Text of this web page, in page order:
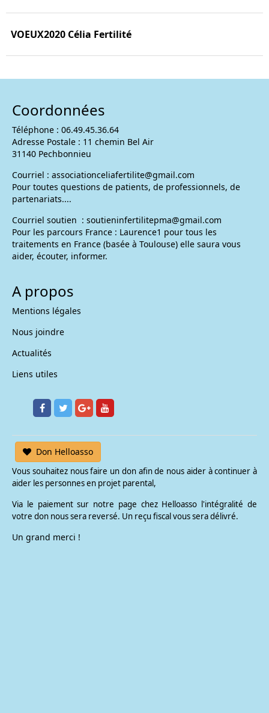
VOEUX2020 Célia Fertilité
Coordonnées
Téléphone : 06.49.45.36.64
Adresse Postale : 11 chemin Bel Air
31140 Pechbonnieu
Courriel : associationceliafertilite@gmail.com
Pour toutes questions de patients, de professionnels, de
partenariats....
Courriel soutien : soutieninfertilitepma@gmail.com
Pour les parcours France : Laurence1 pour tous les
traitements en France (basée à Toulouse) elle saura vous
aider, écouter, informer.
A propos
Mentions légales
Nous joindre
Actualités
Liens utiles
Don Helloasso
Vous souhaitez nous faire un don afin de nous aider à continuer à
aider les personnes en projet parental,
Via le paiement sur notre page chez Helloasso l'intégralité de
votre don nous sera reversé. Un reçu fiscal vous sera délivré.
Un grand merci !